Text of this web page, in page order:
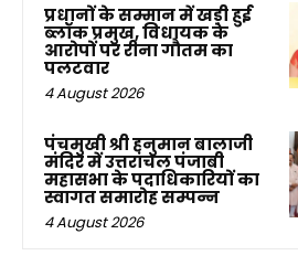
प्रधानों के सम्मान में खड़ी हुई
ब्लॉक प्रमुख, विधायक के
आरोपों पर रीना गौतम का
पलटवार
4 August 2026
पंचमुखी श्री हनुमान बालाजी
मंदिर में उत्तरांचल पंजाबी
महासभा के पदाधिकारियों का
स्वागत समारोह सम्पन्न
4 August 2026